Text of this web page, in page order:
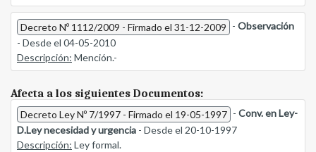
Decreto Nº 1112/2009 - Firmado el 31-12-2009 - Observación
- Desde el 04-05-2010
Descripción: Mención.-
Afecta a los siguientes Documentos:
Decreto Ley Nº 7/1997 - Firmado el 19-05-1997 - Conv. en Ley-
D.Ley necesidad y urgencia - Desde el 20-10-1997
Descripción: Ley formal.